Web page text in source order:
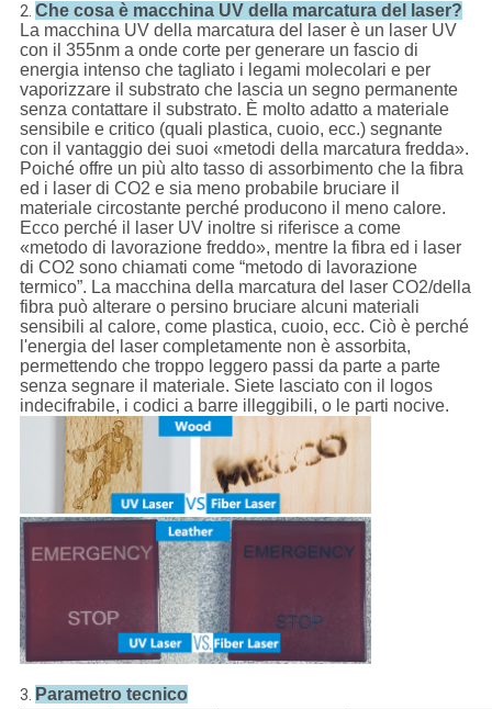
2. Che cosa è macchina UV della marcatura del laser?
La macchina UV della marcatura del laser è un laser UV
con il 355nm a onde corte per generare un fascio di
energia intenso che tagliato i legami molecolari e per
vaporizzare il substrato che lascia un segno permanente
senza contattare il substrato. È molto adatto a materiale
sensibile e critico (quali plastica, cuoio, ecc.) segnante
con il vantaggio dei suoi «metodi della marcatura fredda».
Poiché offre un più alto tasso di assorbimento che la fibra
ed i laser di CO2 e sia meno probabile bruciare il
materiale circostante perché producono il meno calore.
Ecco perché il laser UV inoltre si riferisce a come
«metodo di lavorazione freddo», mentre la fibra ed i laser
di CO2 sono chiamati come “metodo di lavorazione
termico”. La macchina della marcatura del laser CO2/della
fibra può alterare o persino bruciare alcuni materiali
sensibili al calore, come plastica, cuoio, ecc. Ciò è perché
l'energia del laser completamente non è assorbita,
permettendo che troppo leggero passi da parte a parte
senza segnare il materiale. Siete lasciato con il logos
indecifrabile, i codici a barre illeggibili, o le parti nocive.
3. Parametro tecnico